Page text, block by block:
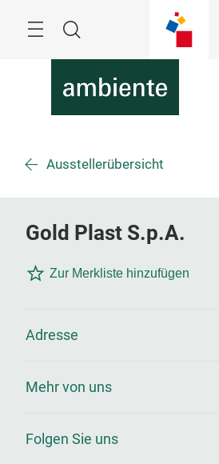
Suche
Ausstellerübersicht
Gold Plast S.p.A.
Zur Merkliste hinzufügen
Adresse
Mehr von uns
Folgen Sie uns